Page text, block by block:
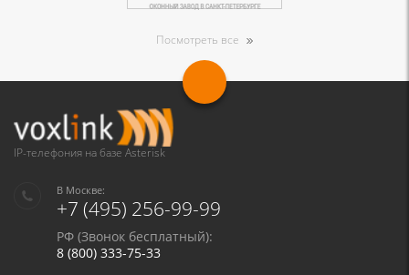
Посмотреть все
IP-телефония на базе Asterisk
В Москве:
+7 (495) 256-99-99
РФ (Звонок бесплатный):
8 (800) 333-75-33